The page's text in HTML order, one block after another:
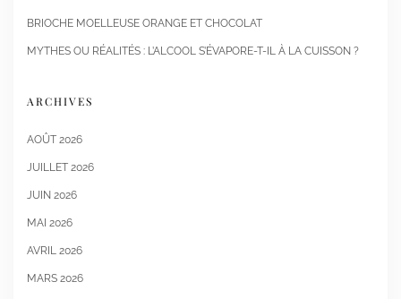
BRIOCHE MOELLEUSE ORANGE ET CHOCOLAT
MYTHES OU RÉALITÉS : L’ALCOOL S’ÉVAPORE-T-IL À LA CUISSON ?
ARCHIVES
AOÛT 2026
JUILLET 2026
JUIN 2026
MAI 2026
AVRIL 2026
MARS 2026